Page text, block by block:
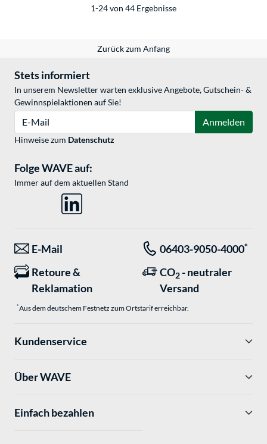
1-24 von 44 Ergebnisse
Zurück zum Anfang
Stets informiert
In unserem Newsletter warten exklusive Angebote, Gutschein- &
Gewinnspielaktionen auf Sie!
Anmelden
Hinweise zum Datenschutz
Folge WAVE auf:
Immer auf dem aktuellen Stand
E-Mail 06403-9050-4000*
Retoure &
Reklamation
CO2 - neutraler
Versand
*Aus dem deutschem Festnetz zum Ortstarif erreichbar.
Kundenservice
Über WAVE
Einfach bezahlen